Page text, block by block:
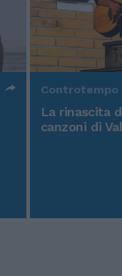
Controtempo
La rinascita
canzoni di